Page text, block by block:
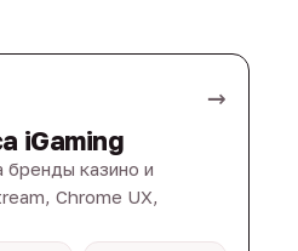
→
iGaming
бренды казино и
Chrome UX,